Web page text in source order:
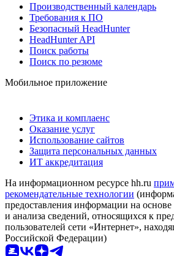
Производственный календарь
Требования к ПО
Безопасный HeadHunter
HeadHunter API
Поиск работы
Поиск по резюме
Мобильное приложение
Этика и комплаенс
Оказание услуг
Использование сайтов
Защита персональных данных
ИТ аккредитация
На информационном ресурсе hh.ru
рекомендательные технологии
предоставления информации на основе
и анализа сведений, относящихся к
пользователей сети «Интернет»,
Российской Федерации)